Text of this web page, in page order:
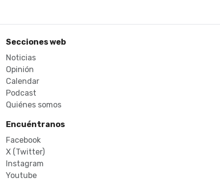
Secciones web
Noticias
Opinión
Calendar
Podcast
Quiénes somos
Encuéntranos
Facebook
X (Twitter)
Instagram
Youtube